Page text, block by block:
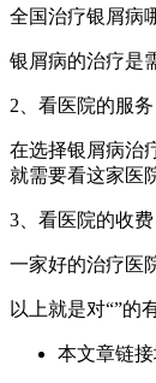
全国治疗银屑病
银屑病的治疗是
2、看医院的服务
在选择银屑病治
就需要看这家医
3、看医院的收费
一家好的治疗医
以上就是对“”的
本文章链接